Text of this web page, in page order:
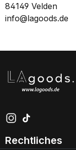
84149 Velden
info@lagoods.de
Schau auf
Sieh dir
Rechtliches